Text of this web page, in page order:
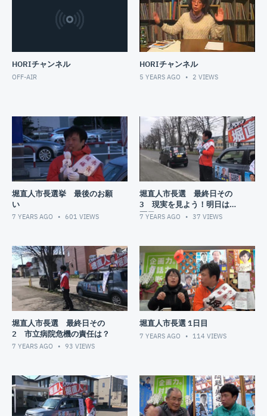
HORIチャンネル
OFF-AIR
HORIチャンネル
5 YEARS AGO 2 VIEWS
堀直人市長選挙 最後のお願
い
7 YEARS AGO 601 VIEWS
堀直人市長選 最終日その
3 現実を見よう！明日は投
票日!!!
7 YEARS AGO 37 VIEWS
堀直人市長選 最終日その
2 市立病院危機の責任は？
7 YEARS AGO 93 VIEWS
堀直人市長選 1日目
7 YEARS AGO 114 VIEWS